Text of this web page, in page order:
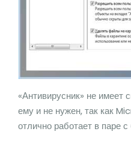
«Антивирусник» не имеет
ему и не нужен, так как
отлично работает в паре